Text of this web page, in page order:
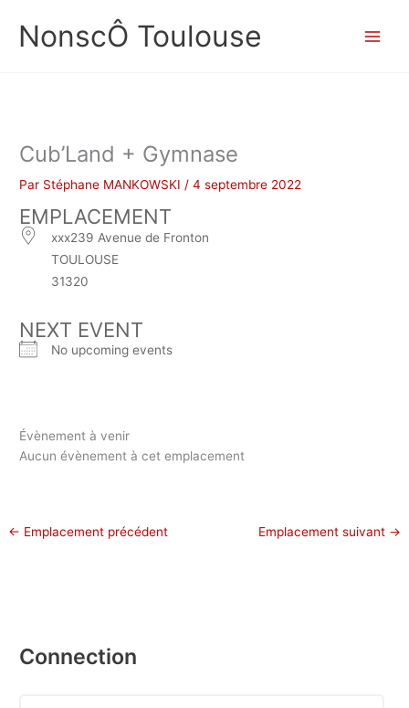
contenu
NonscÔ Toulouse
Cub’Land + Gymnase
Par Stéphane MANKOWSKI/4 septembre 2022
EMPLACEMENT
xxx239 Avenue de Fronton
TOULOUSE
31320
NEXT EVENT
No upcoming events
Évènement à venir
Aucun évènement à cet emplacement
← Emplacement précédent Emplacement suivant →
Connection